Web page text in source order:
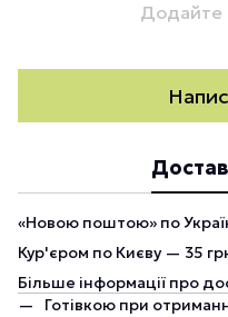
Додайте
«Новою поштою» по
Кур'єром по Києву — 35
Більше інформації про
Готівкою при